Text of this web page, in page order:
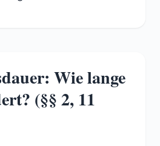
Wie lange
(§§ 2, 11